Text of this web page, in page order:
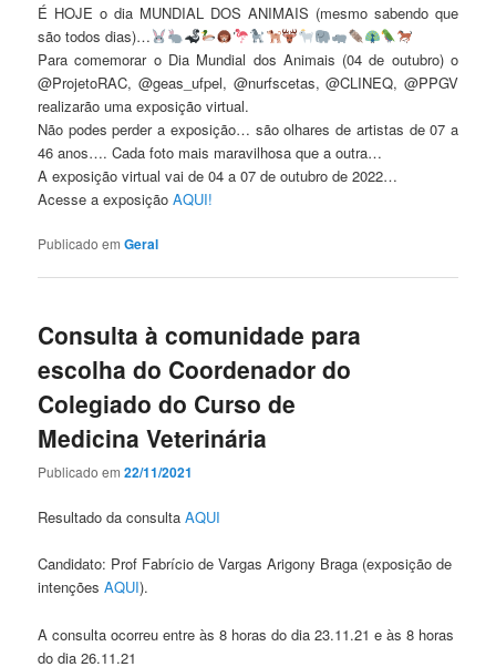
É HOJE o dia MUNDIAL DOS ANIMAIS (mesmo sabendo que
são todos dias)…
Para comemorar o Dia Mundial dos Animais (04 de outubro) o
@ProjetoRAC, @geas_ufpel, @nurfscetas, @CLINEQ, @PPGV
realizarão uma exposição virtual.
Não podes perder a exposição… são olhares de artistas de 07 a
46 anos…. Cada foto mais maravilhosa que a outra…
A exposição virtual vai de 04 a 07 de outubro de 2022…
Acesse a exposiçãoAQUI!
Publicado em Geral
Consulta à comunidade para
escolha do Coordenador do
Colegiado do Curso de
Medicina Veterinária
Publicado em22/11/2021
Resultado da consultaAQUI
Candidato: Prof Fabrício de Vargas Arigony Braga (exposição de
intençõesAQUI).
A consulta ocorreu entre às 8 horas do dia 23.11.21 e às 8 horas
do dia 26.11.21